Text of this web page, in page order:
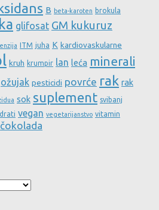
B beta-karoten brokula
glifosat GM kukuruz
ITM juha K kardiovaskularne
kruh krumpir lan leća minerali
ožujak pesticidi povrće rak rak
sok suplement svibanj
vegan vegetarijanstvo vitamin
čokolada